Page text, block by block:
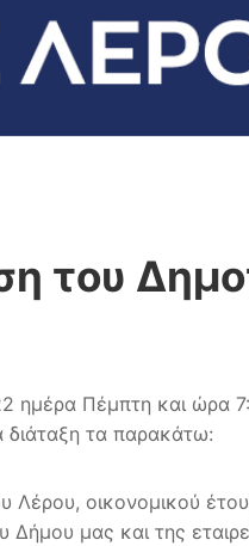
του
ημέρα Πέμπτη και ώρα
διάταξη τα παρακάτω:
Λέρου, οικονομικού
μας και της